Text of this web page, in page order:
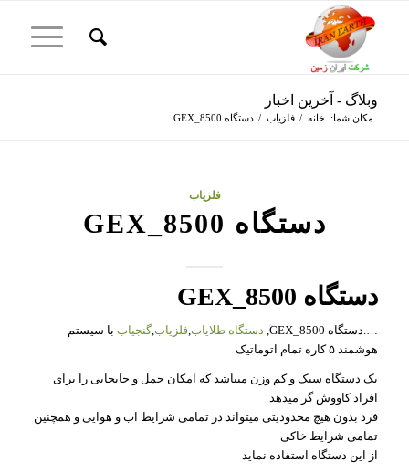
وبلاگ - آخرین اخبار
مکان شما: خانه / فلزیاب / دستگاه GEX_8500
فلزیاب
دستگاه GEX_8500
دستگاه GEX_8500
….دستگاه GEX_8500, دستگاه طلایاب,فلزیاب,گنجیاببا سیستم
هوشمند ۵ کاره تمام اتوماتیک
یک دستگاه سبک و کم وزن میباشد که امکان حمل و جابجایی را برای
افراد کاووش گر میدهد
فرد بدون هیچ محدودیتی میتواند در تمامی شرایط اب و هوایی و همچنین
تمامی شرایط خاکی
از این دستگاه استفاده نماید